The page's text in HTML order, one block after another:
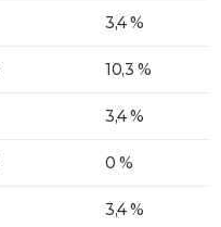
3,4 %
10,3 %
3,4 %
0 %
3,4 %